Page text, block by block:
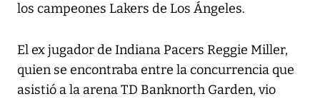
los campeones Lakers de Los Ángeles.
El ex jugador de Indiana Pacers Reggie Miller,
quien se encontraba entre la concurrencia que
asistió a la arena TD Banknorth Garden, vio